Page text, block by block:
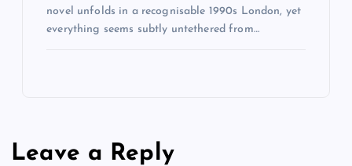
novel unfolds in a recognisable 1990s London, yet
everything seems subtly untethered from…
Leave a Reply